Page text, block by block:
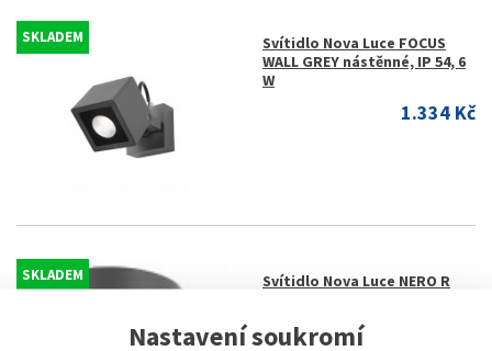
Nastavení soukromí
SKLADEM
Svítidlo Nova Luce FOCUS
WALL GREY nástěnné, IP 54, 6
W
1.334 Kč
SKLADEM
Svítidlo Nova Luce NERO R